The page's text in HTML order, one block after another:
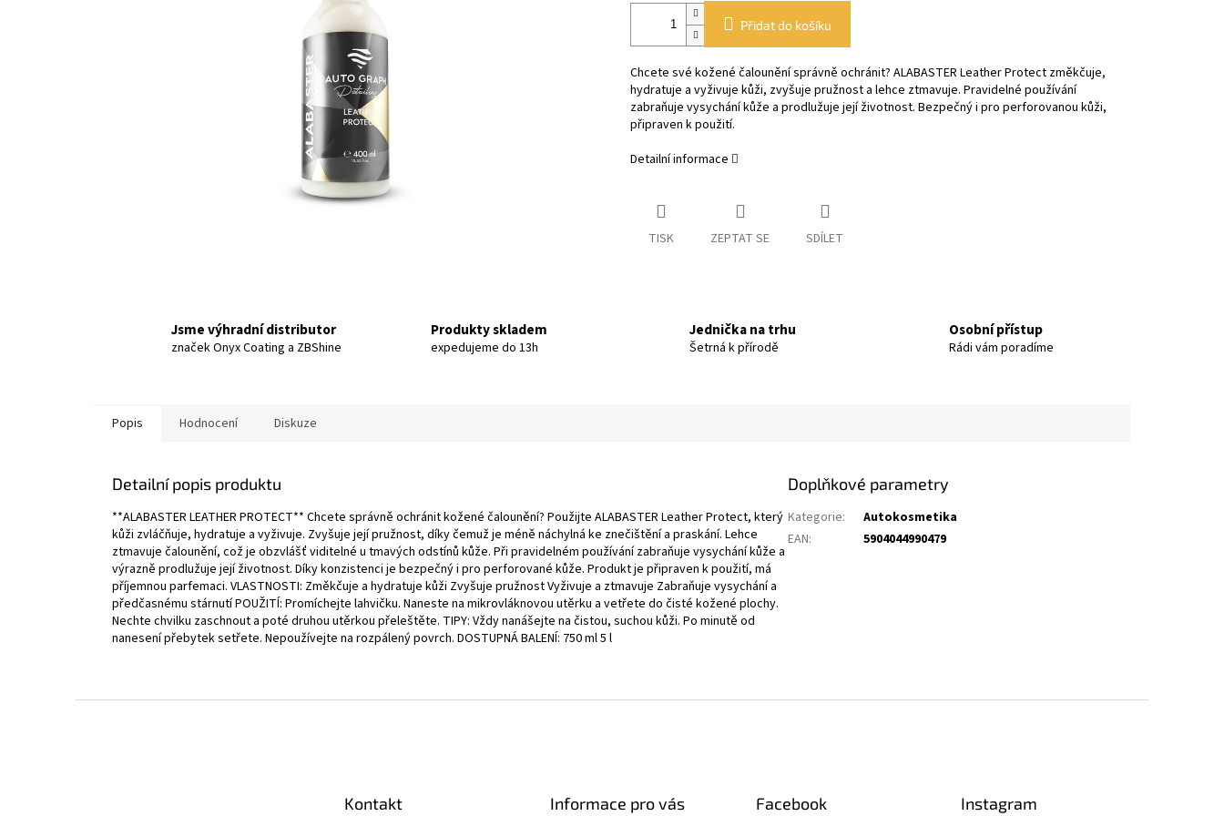
Přidat do košíku
Chcete své kožené čalounění správně ochránit? ALABASTER Leather Protect změkčuje,
hydratuje a vyživuje kůži, zvyšuje pružnost a lehce ztmavuje. Pravidelné používání
zabraňuje vysychání kůže a prodlužuje její životnost. Bezpečný i pro perforovanou kůži,
připraven k použití.
Detailní informace
TISK ZEPTAT SE SDÍLET
Jsme výhradní distributor
značek Onyx Coating a ZBShine
Produkty skladem
expedujeme do 13h
Jednička na trhu
Šetrná k přírodě
Osobní přístup
Rádi vám poradíme
Popis Hodnocení Diskuze
Detailní popis produktu
**ALABASTER LEATHER PROTECT** Chcete správně ochránit kožené čalounění? Použijte ALABASTER Leather Protect, který
kůži zvláčňuje, hydratuje a vyživuje. Zvyšuje její pružnost, díky čemuž je méně náchylná ke znečištění a praskání. Lehce
ztmavuje čalounění, což je obzvlášť viditelné u tmavých odstínů kůže. Při pravidelném používání zabraňuje vysychání kůže a
výrazně prodlužuje její životnost. Díky konzistenci je bezpečný i pro perforované kůže. Produkt je připraven k použití, má
příjemnou parfemaci. VLASTNOSTI: Změkčuje a hydratuje kůži Zvyšuje pružnost Vyživuje a ztmavuje Zabraňuje vysychání a
předčasnému stárnutí POUŽITÍ: Promíchejte lahvičku. Naneste na mikrovláknovou utěrku a vetřete do čisté kožené plochy.
Nechte chvilku zaschnout a poté druhou utěrkou přeleštěte. TIPY: Vždy nanášejte na čistou, suchou kůži. Po minutě od
nanesení přebytek setřete. Nepoužívejte na rozpálený povrch. DOSTUPNÁ BALENÍ: 750 ml 5 l
Doplňkové parametry
Kategorie:
Autokosmetika
EAN: 5904044990479
Kontakt Informace pro vás Facebook Instagram